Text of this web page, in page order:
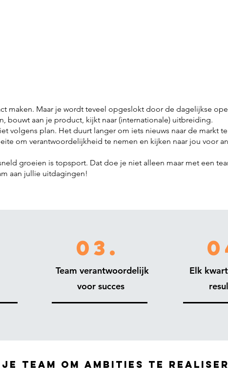
maken. Maar je wordt teveel opgeslokt door de dagelijkse
bouwt aan je product, kijkt naar (internationale) uitbreiding.
volgens plan. Het duurt langer om iets nieuws naar de markt
om verantwoordelijkheid te nemen en kijken naar jou voor
groeien is topsport. Dat doe je niet alleen maar met een
aan jullie uitdagingen!
03.
Team verantwoordelijk
voor succes
Elk
team om ambities te